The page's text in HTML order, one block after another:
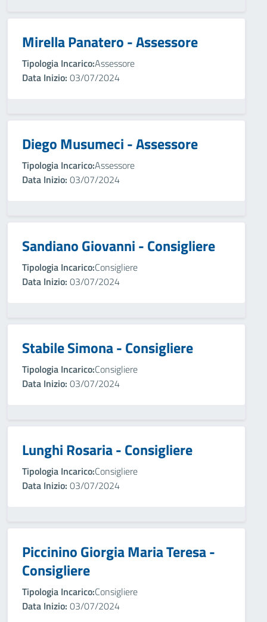
Mirella Panatero - Assessore
Tipologia Incarico:Assessore
Data Inizio: 03/07/2024
Diego Musumeci - Assessore
Tipologia Incarico:Assessore
Data Inizio: 03/07/2024
Sandiano Giovanni - Consigliere
Tipologia Incarico:Consigliere
Data Inizio: 03/07/2024
Stabile Simona - Consigliere
Tipologia Incarico:Consigliere
Data Inizio: 03/07/2024
Lunghi Rosaria - Consigliere
Tipologia Incarico:Consigliere
Data Inizio: 03/07/2024
Piccinino Giorgia Maria Teresa -
Consigliere
Tipologia Incarico:Consigliere
Data Inizio: 03/07/2024